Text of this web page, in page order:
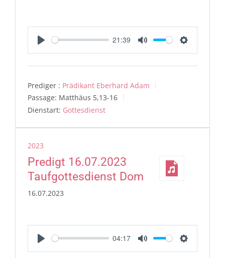
Play
21:39
Mute Settings
Prediger : Prädikant Eberhard Adam
Passage: Matthäus 5,13-16
Dienstart: Gottesdienst
2023
Predigt 16.07.2023
Taufgottesdienst Dom
16.07.2023
Play
04:17
Mute Settings